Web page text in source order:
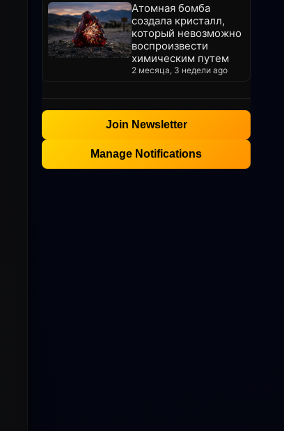
Атомная бомба
создала кристалл,
который невозможно
воспроизвести
химическим путем
2 месяца, 3 недели ago
Join Newsletter
Manage Notifications